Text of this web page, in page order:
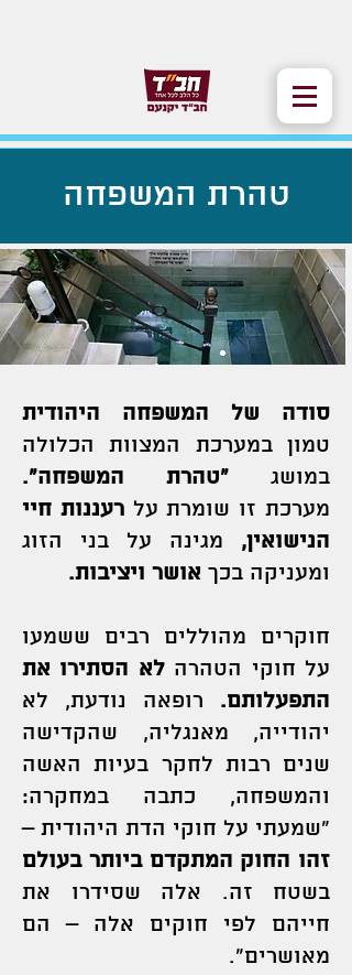
טהרת המשפחה
סודה של המשפחה היהודית
טמון במערכת המצוות הכלולה
במושג “טהרת המשפחה”.
מערכת זו שומרת עלרעננות חיי
הנישואין, מגינה על בני הזוג
ומעניקה בכך אושר ויציבות.
חוקרים מהוללים רבים ששמעו
על חוקי הטהרהלא הסתירו את
התפעלותם. רופאה נודעת, לא
יהודייה, מאנגליה, שהקדישה
שנים רבות לחקר בעיות האשה
והמשפחה, כתבה במחקרה:
“שמעתי על חוקי הדת היהודית –
זהו החוק המתקדם ביותר בעולם
בשטח זה. אלה שסידרו את
חייהם לפי חוקים אלה – הם
מאושרים”.